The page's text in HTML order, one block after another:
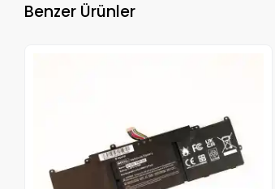
Benzer Ürünler